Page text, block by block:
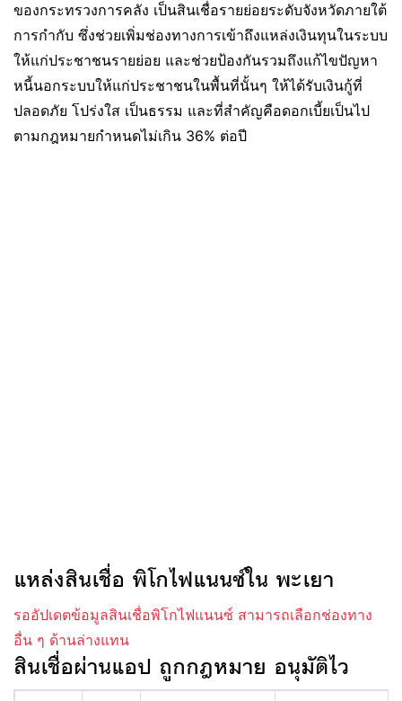
ของกระทรวงการคลัง เป็นสินเชื่อรายย่อยระดับจังหวัดภายใต้
การกำกับ ซึ่งช่วยเพิ่มช่องทางการเข้าถึงแหล่งเงินทุนในระบบ
ให้แก่ประชาชนรายย่อย และช่วยป้องกันรวมถึงแก้ไขปัญหา
หนี้นอกระบบให้แก่ประชาชนในพื้นที่นั้นๆ ให้ได้รับเงินกู้ที่
ปลอดภัย โปร่งใส เป็นธรรม และที่สำคัญคือดอกเบี้ยเป็นไป
ตามกฎหมายกำหนดไม่เกิน 36% ต่อปี
แหล่งสินเชื่อ พิโกไฟแนนซ์ใน พะเยา
รออัปเดตข้อมูลสินเชื่อพิโกไฟแนนซ์ สามารถเลือกช่องทาง
อื่น ๆ ด้านล่างแทน
สินเชื่อผ่านแอป ถูกกฎหมาย อนุมัติไว